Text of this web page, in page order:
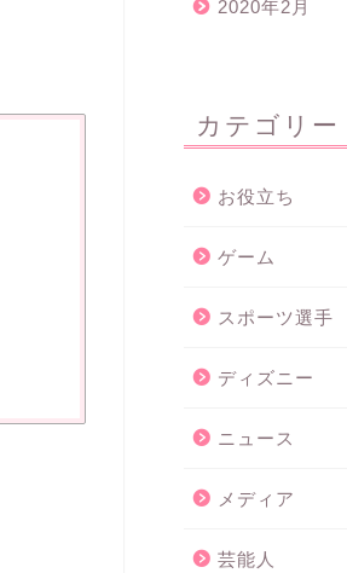
2020年2月
カテゴリー
お役立ち
ゲーム
スポーツ選手
ディズニー
ニュース
メディア
芸能人